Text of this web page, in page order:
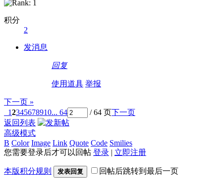
积分
2
发消息
回复
使用道具 举报
下一页 »
12345678910... 64 / 64 页下一页
返回列表
高级模式
B Color Image Link Quote Code Smilies
您需要登录后才可以回帖 登录 | 立即注册
本版积分规则 发表回复 回帖后跳转到最后一页